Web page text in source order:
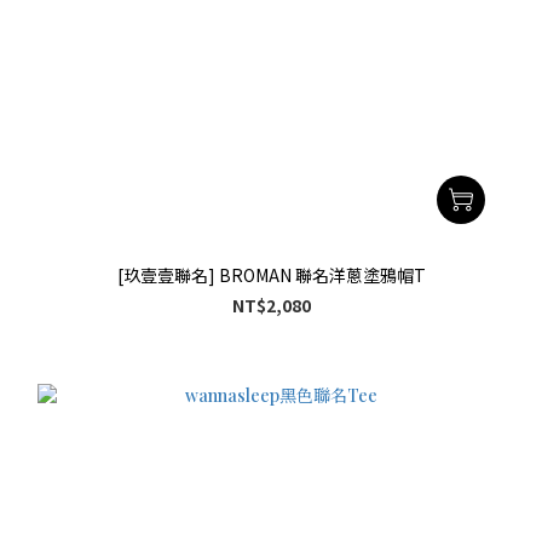
[玖壹壹聯名] BROMAN 聯名洋蔥塗鴉帽T
NT$2,080